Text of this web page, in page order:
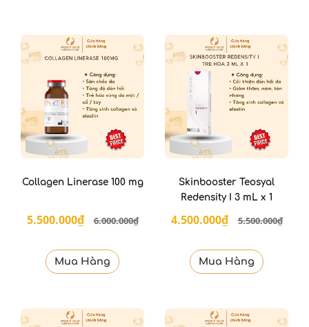
Collagen Linerase 100 mg
5.500.000₫ 6.000.000₫
Mua Hàng
Skinbooster Teosyal
Redensity I 3 mL x 1
4.500.000₫ 5.500.000₫
Mua Hàng